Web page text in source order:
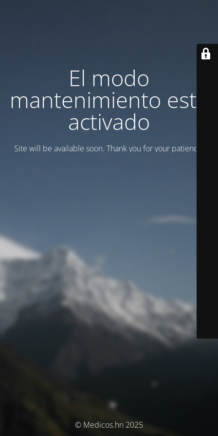
El modo
mantenimiento está
activado
Site will be available soon. Thank you for your patience!
© Medicos.hn 2025